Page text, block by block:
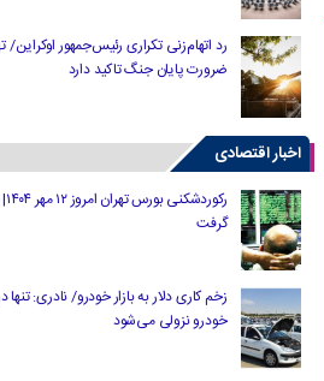
رد اتهام‌زنی تکراری رئیس‌جمهور اوکراین/
ضرورت پایان جنگ تاکید دارد
اخبار اقتصادی
گرفت
زخم کاری دلار به بازار خودرو/ نادری:
خودرو نزولی می‌شود